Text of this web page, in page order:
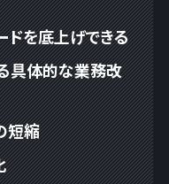
を底上げできる
具体的な業務改
短縮